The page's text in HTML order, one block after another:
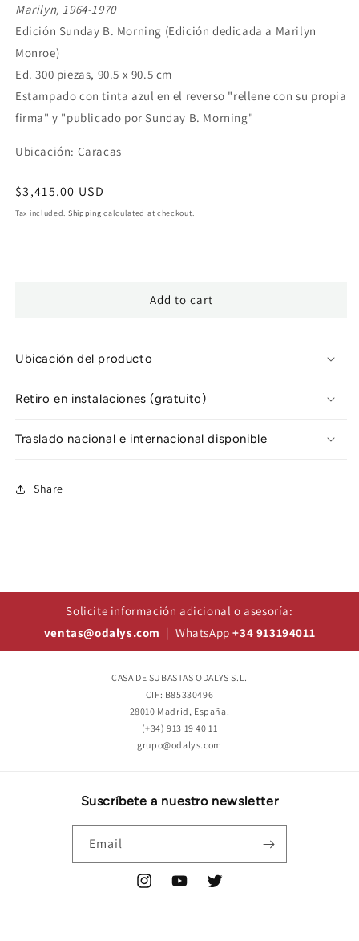
Marilyn, 1964-1970
Edición Sunday B. Morning (Edición dedicada a Marilyn
Monroe)
Ed. 300 piezas, 90.5 x 90.5 cm
Estampado con tinta azul en el reverso "rellene con su propia
firma" y "publicado por Sunday B. Morning"
Ubicación: Caracas
Regular
price
$3,415.00 USD
Tax included. Shipping calculated at checkout.
Add to cart
Ubicación del producto
Retiro en instalaciones (gratuito)
Traslado nacional e internacional disponible
Share
Solicite información adicional o asesoría:
ventas@odalys.com | WhatsApp+34 913194011
CASA DE SUBASTAS ODALYS S.L.
CIF: B85330496
28010 Madrid, España.
(+34) 913 19 40 11
grupo@odalys.com
Suscríbete a nuestro newsletter
Email
InstagramYouTubeTwitter